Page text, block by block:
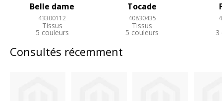
Belle dame
43300112
Tissus
5 couleurs
Tocade
40830435
Tissus
5 couleurs 3
Consultés récemment